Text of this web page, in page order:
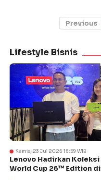
Previous
Lifestyle Bisnis
Kamis, 23 Jul 2026 16:59 WIB
Lenovo Hadirkan
World Cup 26™ Edition di